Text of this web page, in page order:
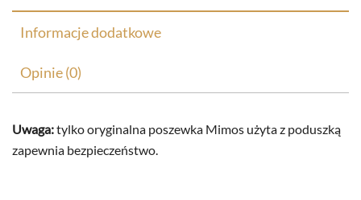
Informacje dodatkowe
Opinie (0)
Uwaga:tylko oryginalna poszewka Mimos użyta z poduszką
zapewnia bezpieczeństwo.